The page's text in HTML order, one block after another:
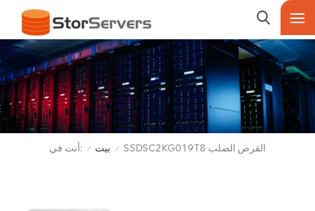
أنت في: / بيت / SSDSC2KG019T8 القرص الصلب